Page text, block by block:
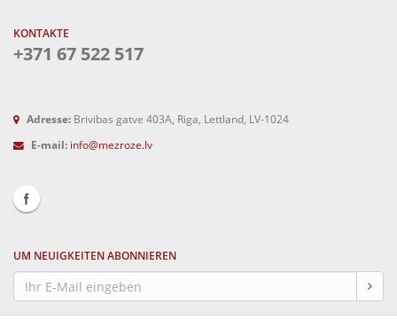
KONTAKTE
+371 67 522 517
Adresse: Brivibas gatve 403A, Riga, Lettland, LV-1024
E-mail: info@mezroze.lv
UM NEUIGKEITEN ABONNIEREN